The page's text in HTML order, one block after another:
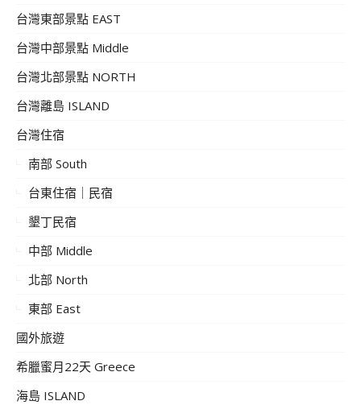
台灣東部景點 EAST
台灣中部景點 Middle
台灣北部景點 NORTH
台灣離島 ISLAND
台灣住宿
南部 South
台東住宿｜民宿
墾丁民宿
中部 Middle
北部 North
東部 East
國外旅遊
希臘蜜月22天 Greece
海島 ISLAND